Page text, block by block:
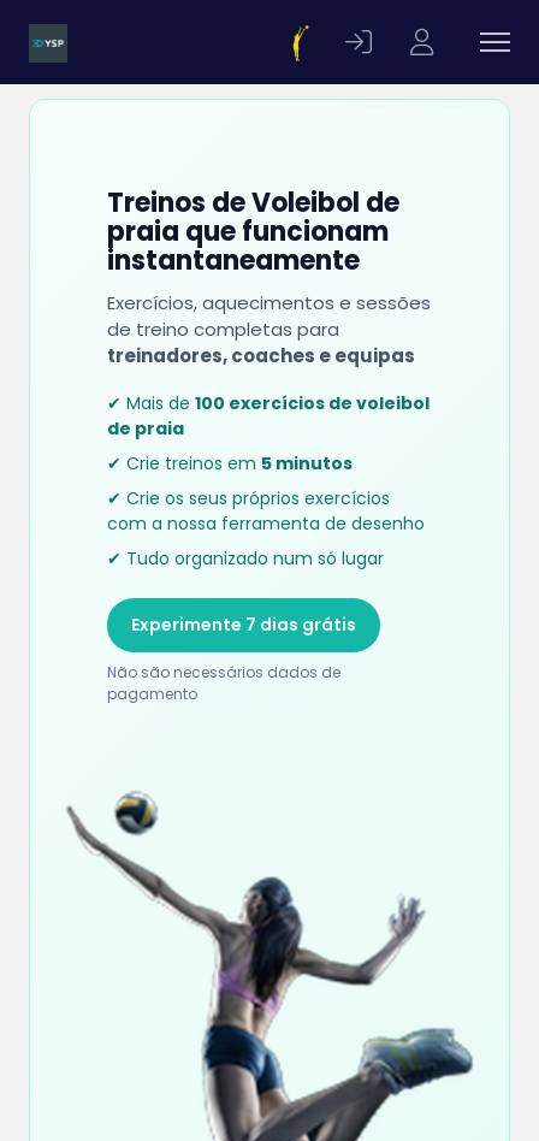
Treinos de Voleibol de
praia que funcionam
instantaneamente
Exercícios, aquecimentos e sessões
de treino completas para
treinadores, coaches e equipas
✔ Mais de 100 exercícios de voleibol
de praia
✔ Crie treinos em 5 minutos
✔ Crie os seus próprios exercícios
com a nossa ferramenta de desenho
✔ Tudo organizado num só lugar
Experimente 7 dias grátis
Não são necessários dados de
pagamento